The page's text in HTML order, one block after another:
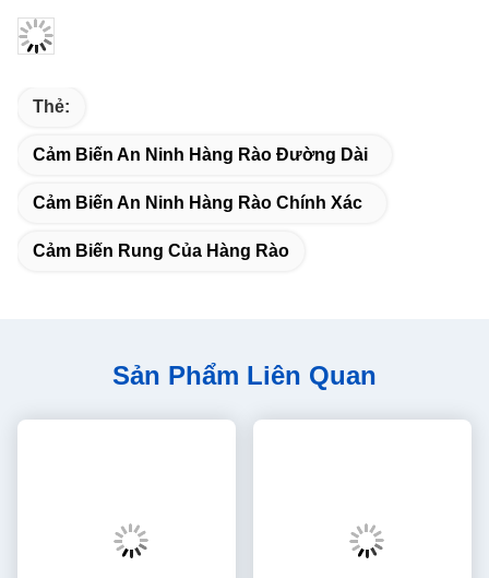
Thẻ:
Cảm Biến An Ninh Hàng Rào Đường Dài
Cảm Biến An Ninh Hàng Rào Chính Xác
Cảm Biến Rung Của Hàng Rào
Sản Phẩm Liên Quan